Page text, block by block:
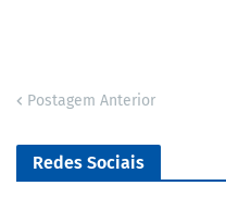
Postagem Anterior
Redes Sociais